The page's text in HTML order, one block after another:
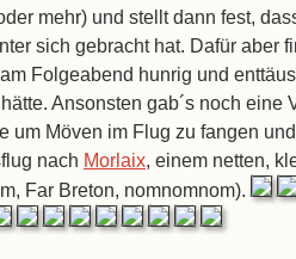
mehr) und stellt dann fest,
sich gebracht hat. Dafür aber
Folgeabend hunrig und
Ansonsten gab´s noch eine
um Möven im Flug zu fangen
nach Morlaix, einem netten,
Far Breton, nomnomnom).